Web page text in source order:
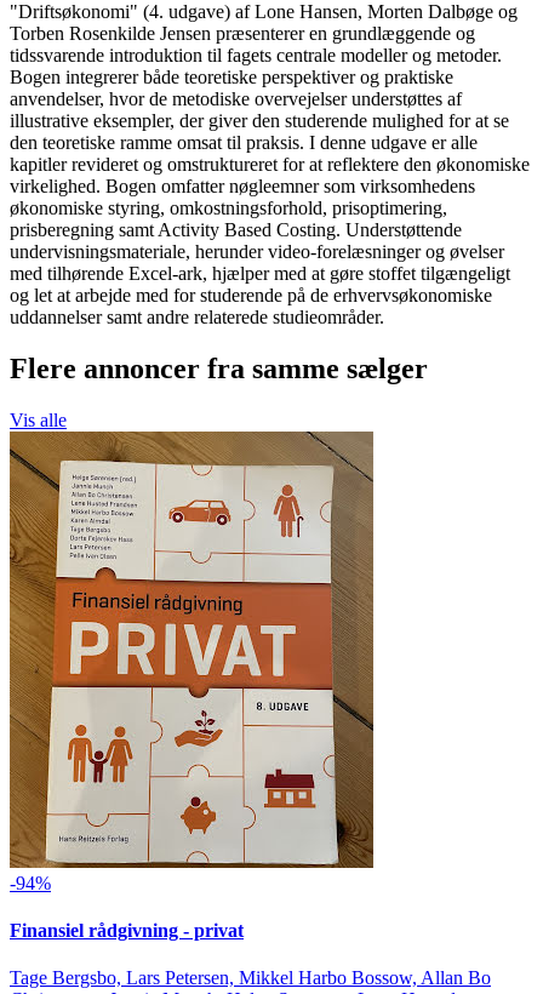
"Driftsøkonomi" (4. udgave) af Lone Hansen, Morten Dalbøge og
Torben Rosenkilde Jensen præsenterer en grundlæggende og
tidssvarende introduktion til fagets centrale modeller og metoder.
Bogen integrerer både teoretiske perspektiver og praktiske
anvendelser, hvor de metodiske overvejelser understøttes af
illustrative eksempler, der giver den studerende mulighed for at se
den teoretiske ramme omsat til praksis. I denne udgave er alle
kapitler revideret og omstruktureret for at reflektere den økonomiske
virkelighed. Bogen omfatter nøgleemner som virksomhedens
økonomiske styring, omkostningsforhold, prisoptimering,
prisberegning samt Activity Based Costing. Understøttende
undervisningsmateriale, herunder video-forelæsninger og øvelser
med tilhørende Excel-ark, hjælper med at gøre stoffet tilgængeligt
og let at arbejde med for studerende på de erhvervsøkonomiske
uddannelser samt andre relaterede studieområder.
Flere annoncer fra samme sælger
Vis alle
-94%
Finansiel rådgivning - privat
Tage Bergsbo, Lars Petersen, Mikkel Harbo Bossow, Allan Bo